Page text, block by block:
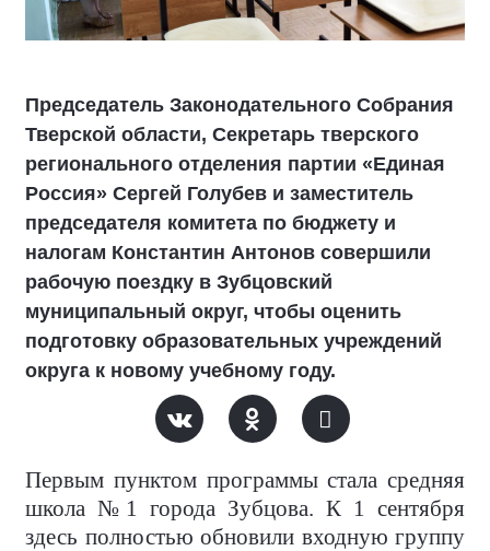
Председатель Законодательного Собрания
Тверской области, Секретарь тверского
регионального отделения партии «Единая
Россия» Сергей Голубев и заместитель
председателя комитета по бюджету и
налогам Константин Антонов совершили
рабочую поездку в Зубцовский
муниципальный округ, чтобы оценить
подготовку образовательных учреждений
округа к новому учебному году.
Первым пунктом программы стала средняя
школа №1 города Зубцова. К 1 сентября
здесь полностью обновили входную группу